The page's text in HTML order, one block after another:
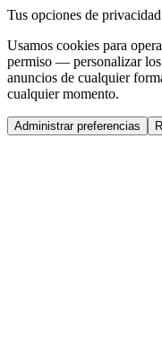
Tus opciones de privacidad
Usamos cookies para
permiso — personalizar los
anuncios de cualquier
cualquier momento.
Administrar preferencias